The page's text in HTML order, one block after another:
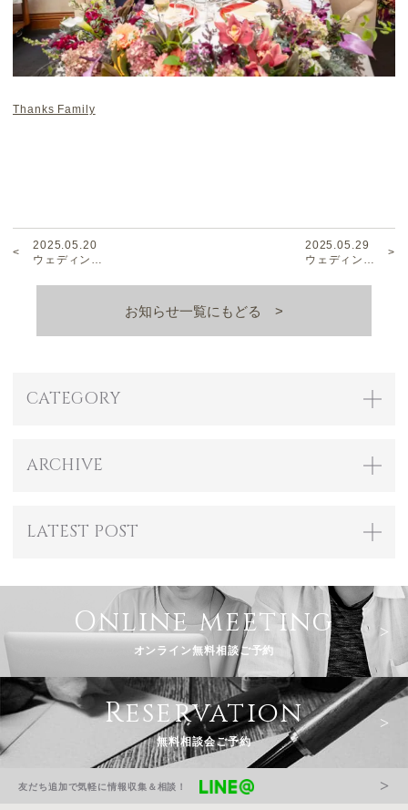
Thanks Family
2025.05.20
ウェディン…
2025.05.29
ウェディン…
お知らせ一覧にもどる
CATEGORY
ARCHIVE
LATEST POST
Online meeting
オンライン無料相談ご予約
Reservation
無料相談会ご予約
友だち追加で気軽に情報収集＆相談！